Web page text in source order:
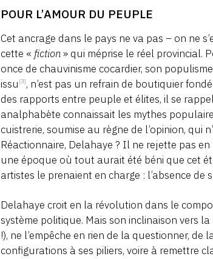
POUR L’AMOUR DU PEUPLE
Cet ancrage dans le pays ne va pas – on ne
cette « fiction» qui méprise le réel provincial.
once de chauvinisme cocardier, son
issu [3], n’est pas un refrain de boutiquier
des rapports entre peuple et élites, il se
analphabète connaissait les mythes
cuistrerie, soumise au règne de l’opinion, qui
Réactionnaire, Delahaye ? Il ne rejette pas
une époque où tout aurait été béni que cet
artistes le prenaient en charge : l’absence de
Delahaye croit en la révolution dans le
système politique. Mais son inclinaison vers
!), ne l’empêche en rien de la questionner,
configurations à ses piliers, voire à remettre